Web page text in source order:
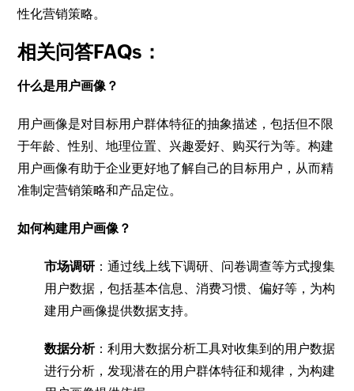
性化营销策略。
相关问答FAQs：
什么是用户画像？
用户画像是对目标用户群体特征的抽象描述，包括但不限
于年龄、性别、地理位置、兴趣爱好、购买行为等。构建
用户画像有助于企业更好地了解自己的目标用户，从而精
准制定营销策略和产品定位。
如何构建用户画像？
市场调研 ：通过线上线下调研、问卷调查等方式搜集
用户数据，包括基本信息、消费习惯、偏好等，为构
建用户画像提供数据支持。
数据分析：利用大数据分析工具对收集到的用户数据
进行分析，发现潜在的用户群体特征和规律，为构建